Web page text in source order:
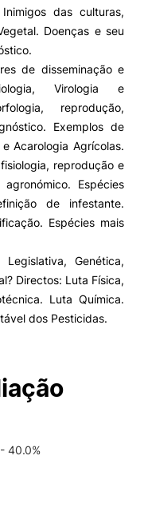
das culturas,
Doenças e seu
de disseminação e
Virologia e
reprodução,
Exemplos de
Acarologia Agrícolas.
reprodução e
Espécies
de infestante.
Espécies mais
Genética,
Directos: Luta Física,
Luta Química.
dos Pesticidas.
40.0%